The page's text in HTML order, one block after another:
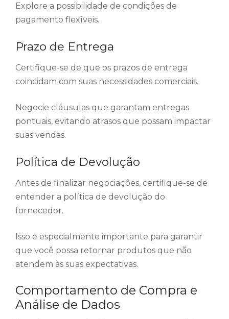
Explore a possibilidade de condições de
pagamento flexíveis.
Prazo de Entrega
Certifique-se de que os prazos de entrega
coincidam com suas necessidades comerciais.
Negocie cláusulas que garantam entregas
pontuais, evitando atrasos que possam impactar
suas vendas.
Política de Devolução
Antes de finalizar negociações, certifique-se de
entender a política de devolução do
fornecedor.
Isso é especialmente importante para garantir
que você possa retornar produtos que não
atendem às suas expectativas.
Comportamento de Compra e
Análise de Dados